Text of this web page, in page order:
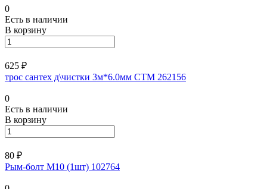
0
Есть в наличии
В корзину
625 ₽
трос сантех д\чистки 3м*6.0мм СТМ 262156
0
Есть в наличии
В корзину
80 ₽
Рым-болт М10 (1шт) 102764